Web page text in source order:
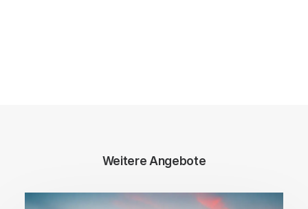
Weitere Angebote